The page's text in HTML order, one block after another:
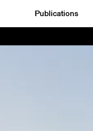
Publications